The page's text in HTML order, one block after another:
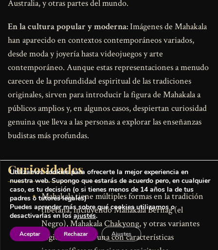
Australia, y otras partes del mundo.
En la cultura popular y moderna:Imágenes de Mahakala
han aparecido en contextos contemporáneos variados,
desde moda y joyería hasta videojuegos y arte
contemporáneo. Aunque estas representaciones a menudo
carecen de la profundidad espiritual de las tradiciones
originales, sirven para introducir la figura de Mahakala a
públicos amplios y, en algunos casos, despiertan curiosidad
genuina que lleva a las personas a explorar las enseñanzas
budistas más profundas.
Curiosidades
Mahakala tiene múltiples formas en la tradición
tibetana, incluyendo Mahakala Bernag (el
Negro), Mahakala Chakyong, y otras variantes
regionales, cada una con características
Utilizamos cookies para ofrecerte la mejor experiencia en
nuestra web. Supongo que estarás de acuerdo pero, en cualquier
caso, es tu decisión (o si tienes menos de 14 años la de tus
padres o tutores legales)
Puedes aprender más sobre qué cookies utilizamos o
desactivarlas en los ajustes.
Aceptar Rechazar Ajustes